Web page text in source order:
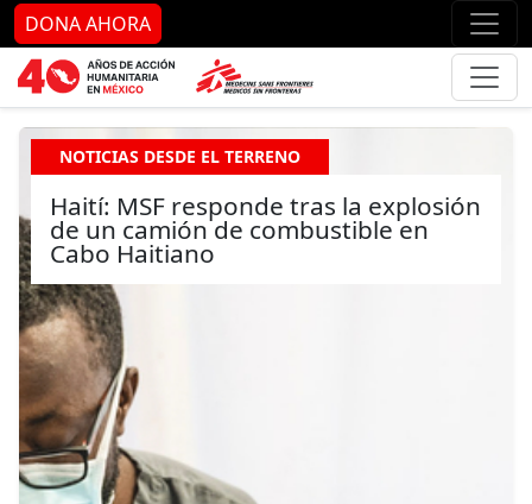
Ir al contenido principal Ir
DONA AHORA
NOTICIAS DESDE EL TERRENO
Haití: MSF responde tras la explosión
de un camión de combustible en
Cabo Haitiano